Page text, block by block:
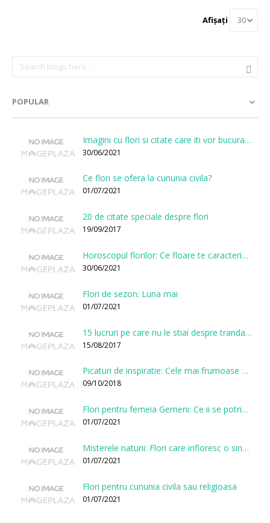
Afișați
POPULAR
Imagini cu flori si citate care iti vor bucura sufletul
30/06/2021
Ce flori se ofera la cununia civila?
01/07/2021
20 de citate speciale despre flori
19/09/2017
Horoscopul florilor: Ce floare te caracterizeaza in functie de ziua nasterii?
30/06/2021
Flori de sezon: Luna mai
01/07/2021
15 lucruri pe care nu le stiai despre trandafiri
15/08/2017
Picaturi de inspiratie: Cele mai frumoase citate despre flori
09/10/2018
Flori pentru femeia Gemeni: Ce ii se potriveste, ce ii poarta noroc si ce o caracterizeaza?
01/07/2021
Misterele naturii: Flori care infloresc o singura data la cateva sute de ani
01/07/2021
Flori pentru cununia civila sau religioasa
01/07/2021